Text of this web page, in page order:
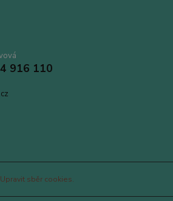
916 110
Upravit sběr cookies.